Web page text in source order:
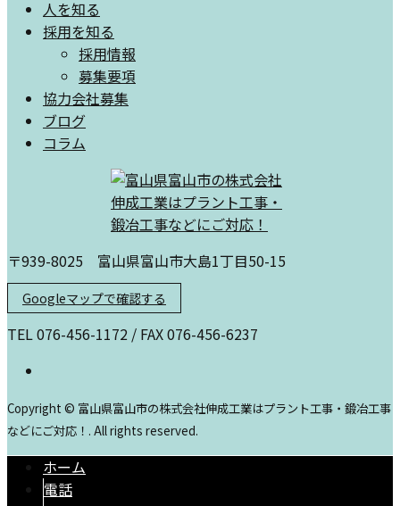
人を知る
採用を知る
採用情報
募集要項
協力会社募集
ブログ
コラム
〒939-8025 富山県富山市大島1丁目50-15
Googleマップで確認する
TEL 076-456-1172 / FAX 076-456-6237
Copyright © 富山県富山市の株式会社伸成工業はプラント工事・鍛冶工事
などにご対応！. All rights reserved.
ホーム
電話